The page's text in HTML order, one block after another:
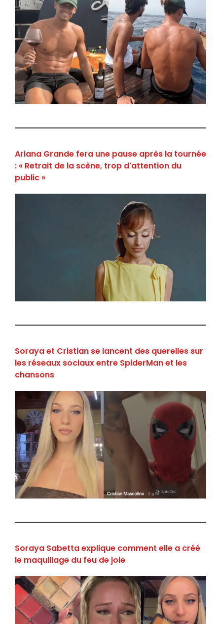
Ariana Grande fera une pause après la tournée
: « Retrait de la scène, trop d'attention du
public »
Soraya et Cristian se lancent des querelles sur
les réseaux sociaux entre SpiderMan et les
chansons
Soraya Sabetta explique comment elle a créé
le maquillage du feu de joie